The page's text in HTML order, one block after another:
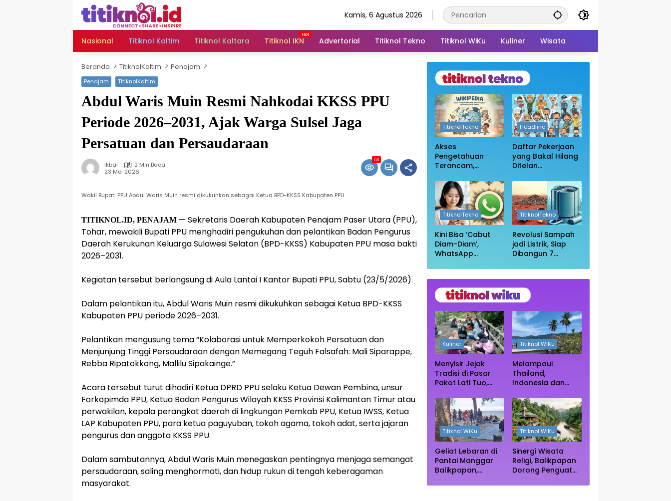
Kamis, 6 Agustus 2026
Nasional Titiknol Kaltim Titiknol Kaltara Titiknol IKN Advertorial Titiknol Tekno Titiknol WiKu Kuliner Wisata
Beranda TitiknolKaltim Penajam
Penajam TitiknolKaltim
Abdul Waris Muin Resmi Nahkodai KKSS PPU
Periode 2026–2031, Ajak Warga Sulsel Jaga
Persatuan dan Persaudaraan
Ikbal
2 Min Baca
23 Mei 2026
53
Wakil Bupati PPU Abdul Waris Muin resmi dikukuhkan sebagai Ketua BPD-KKSS Kabupaten PPU
TITIKNOL.ID, PENAJAM — Sekretaris Daerah Kabupaten Penajam Paser Utara (PPU),
Tohar, mewakili Bupati PPU menghadiri pengukuhan dan pelantikan Badan Pengurus
Daerah Kerukunan Keluarga Sulawesi Selatan (BPD-KKSS) Kabupaten PPU masa bakti
2026–2031.
‎Kegiatan tersebut berlangsung di Aula Lantai I Kantor Bupati PPU, Sabtu (23/5/2026).
‎Dalam pelantikan itu, Abdul Waris Muin resmi dikukuhkan sebagai Ketua BPD-KKSS
Kabupaten PPU periode 2026–2031.
‎Pelantikan mengusung tema “Kolaborasi untuk Memperkokoh Persatuan dan
Menjunjung Tinggi Persaudaraan dengan Memegang Teguh Falsafah: Mali Siparappe,
Rebba Ripatokkong, Mallilu Sipakainge.”
‎Acara tersebut turut dihadiri Ketua DPRD PPU selaku Ketua Dewan Pembina, unsur
Forkopimda PPU, Ketua Badan Pengurus Wilayah KKSS Provinsi Kalimantan Timur atau
perwakilan, kepala perangkat daerah di lingkungan Pemkab PPU, Ketua IWSS, Ketua
LAP Kabupaten PPU, para ketua paguyuban, tokoh agama, tokoh adat, serta jajaran
pengurus dan anggota KKSS PPU.
‎Dalam sambutannya, Abdul Waris Muin menegaskan pentingnya menjaga semangat
persaudaraan, saling menghormati, dan hidup rukun di tengah keberagaman
masyarakat.
TitiknolTekno
Akses
Pengetahuan
Terancam,
Pembukaan Blokir
Login Wikipedia
Headline
Daftar Pekerjaan
yang Bakal Hilang
Ditelan
Apakah Profesi
Anda Masih
Aman?
TitiknolTekno
Kini Bisa ‘Cabut
Diam-Diam’,
WhatsApp
Keluar Grup
Tanpa Ketahuan
TitiknolTekno
Revolusi Sampah
jadi Listrik, Siap
Dibangun 7
Raksasa dengan
Sekitar 200 MW
Kuliner
Menyisir Jejak
Tradisi di Pasar
Pakot Lati Tuo,
Tengah Rimba
Mangrove Paser
Titiknol WiKu
Melampaui
Thailand,
Indonesia dan
Primadona Wisata
Autentik Dunia
Titiknol WiKu
Geliat Lebaran di
Pantai Manggar
Balikpapan,
Titiknol WiKu
Sinergi Wisata
Religi, Balikpapan
Dorong Penguatan